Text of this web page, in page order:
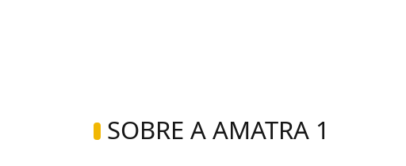
SOBRE A AMATRA 1